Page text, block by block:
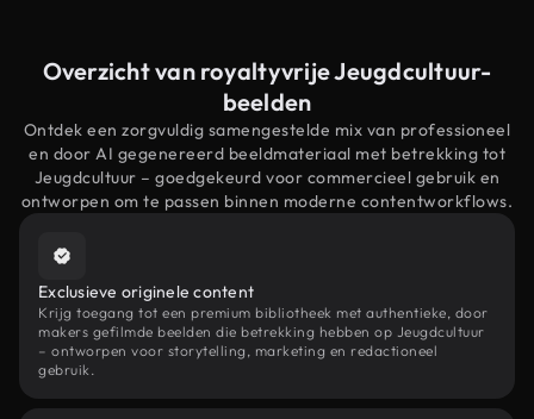
Overzicht van royaltyvrije Jeugdcultuur-
beelden
Ontdek een zorgvuldig samengestelde mix van professioneel
en door AI gegenereerd beeldmateriaal met betrekking tot
Jeugdcultuur – goedgekeurd voor commercieel gebruik en
ontworpen om te passen binnen moderne contentworkflows.
Exclusieve originele content
Krijg toegang tot een premium bibliotheek met authentieke, door
makers gefilmde beelden die betrekking hebben op Jeugdcultuur
– ontworpen voor storytelling, marketing en redactioneel
gebruik.